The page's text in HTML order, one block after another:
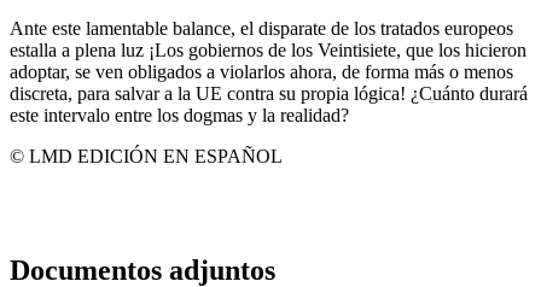
Ante este lamentable balance, el disparate de los tratados europeos
estalla a plena luz ¡Los gobiernos de los Veintisiete, que los hicieron
adoptar, se ven obligados a violarlos ahora, de forma más o menos
discreta, para salvar a la UE contra su propia lógica! ¿Cuánto durará
este intervalo entre los dogmas y la realidad?
© LMD EDICIÓN EN ESPAÑOL
Documentos adjuntos